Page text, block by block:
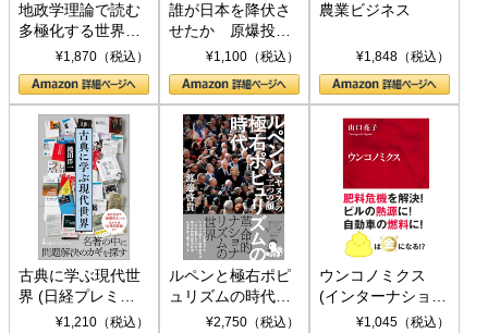
地政学理論で読む
多極化する世界：
トランプとBRICS
の挑戦
¥1,870（税込）
誰が日本を降伏さ
せたか 原爆投
下、ソ連参戦、そ
して聖断 (PHP新
書)
¥1,100（税込）
農業ビジネス
¥1,848（税込）
古典に学ぶ現代世
界 (日経プレミア
シリーズ)¥1,210（税込）
ルペンと極右ポピ
ュリズムの時代：
〈ヤヌス〉の二つ
¥2,750（税込）
ウンコノミクス
(インターナショナ
ル新書)¥1,045（税込）